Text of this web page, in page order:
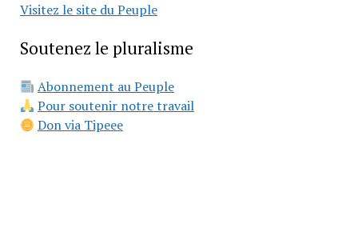
Visitez le site du Peuple
Soutenez le pluralisme
Abonnement au Peuple
Pour soutenir notre travail
Don via Tipeee